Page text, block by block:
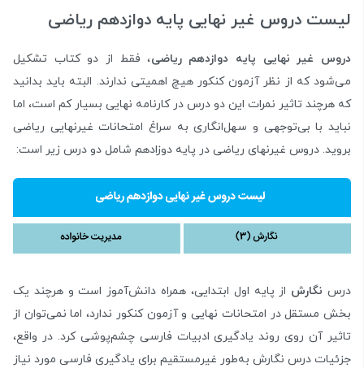
لیست دروس غیر نهایی پایه دوازدهم ریاضی
دروس غیر نهایی پایه دوازدهم ریاضی، فقط از دو کتاب تشکیل
می‌شود که از نظر آزمون کنکور هیچ اهمیتی ندارند. البته باید بدانید
که هرچند تاثیر نمرات این دو درس در کارنامه نهایی بسیار کم است، اما
نباید با بی‌توجهی و سهل‌انگاری به سراغ امتحانات غیرنهایی ریاضی
بروید. دروس غیرنهای ریاضی در پایه دوزادهم شامل دو درس زیر است:
درس نگارش از پایه اول ابتدایی، همراه دانش‌آموز است و هرچند یک
بخش مستقل در امتحانات نهایی و آزمون کنکور ندارد، اما نمی‌توان از
تاثیر آن روی روند یادگیری ادبیات فارسی چشم‌پوشی کرد. در واقع،
جزئیات درس نگارش به‌طور غیرمستقیم برای یادگیری فارسی مورد نیاز